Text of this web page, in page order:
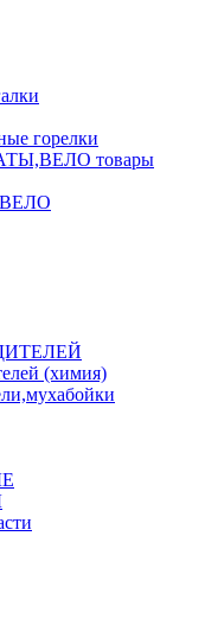
горелки
товары
ВЕЛО
(химия)